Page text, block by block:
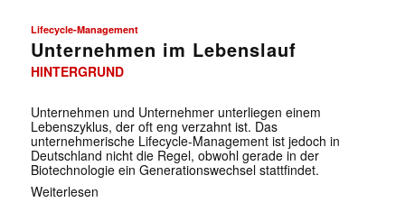
Lifecycle-Management
Unternehmen im Lebenslauf
HINTERGRUND
Unternehmen und Unternehmer unterliegen einem
Lebenszyklus, der oft eng verzahnt ist. Das
unternehmerische Lifecycle-Management ist jedoch in
Deutschland nicht die Regel, obwohl gerade in der
Biotechnologie ein Generationswechsel stattfindet.
Weiterlesen